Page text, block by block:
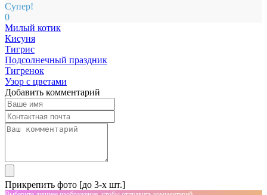
Супер!
0
Милый котик
Кисуня
Тигрис
Подсолнечный праздник
Тигренок
Узор с цветами
Добавить комментарий
Прикрепить фото [до 3-х шт.]